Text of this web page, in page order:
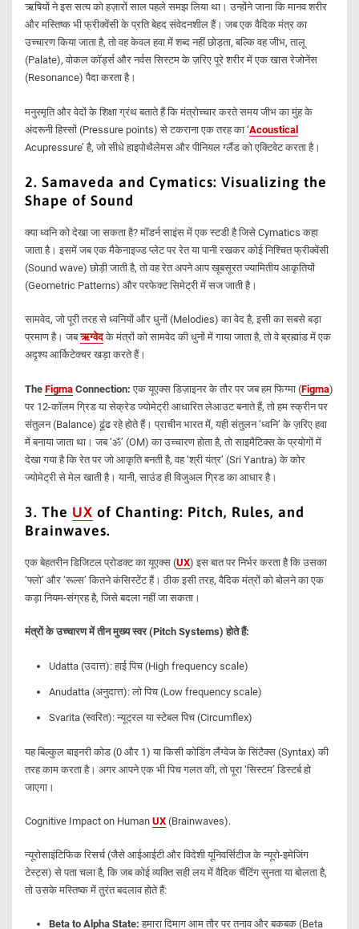
ऋषियों ने इस सत्य को हज़ारों साल पहले समझ लिया था। उन्होंने जाना कि मानव शरीर
और मस्तिष्क भी फ्रीक्वेंसी के प्रति बेहद संवेदनशील हैं। जब एक वैदिक मंत्र का
उच्चारण किया जाता है, तो वह केवल हवा में शब्द नहीं छोड़ता, बल्कि वह जीभ, तालू
(Palate), वोकल कॉर्ड्स और नर्वस सिस्टम के ज़रिए पूरे शरीर में एक खास रेजोनेंस
(Resonance) पैदा करता है।
मनुस्मृति और वेदों के शिक्षा ग्रंथ बताते हैं कि मंत्रोच्चार करते समय जीभ का मुंह के
अंदरूनी हिस्सों (Pressure points) से टकराना एक तरह का ‘Acoustical
Acupressure’ है, जो सीधे हाइपोथैलेमस और पीनियल ग्लैंड को एक्टिवेट करता है।
2. Samaveda and Cymatics: Visualizing the
Shape of Sound
क्या ध्वनि को देखा जा सकता है? मॉडर्न साइंस में एक स्टडी है जिसे Cymatics कहा
जाता है। इसमें जब एक मैकेनाइज्ड प्लेट पर रेत या पानी रखकर कोई निश्चित फ्रीक्वेंसी
(Sound wave) छोड़ी जाती है, तो वह रेत अपने आप खूबसूरत ज्यामितीय आकृतियों
(Geometric Patterns) और परफेक्ट सिमेट्री में सज जाती है।
सामवेद, जो पूरी तरह से ध्वनियों और धुनों (Melodies) का वेद है, इसी का सबसे बड़ा
प्रमाण है। जबऋग्वेदके मंत्रों को सामवेद की धुनों में गाया जाता है, तो वे ब्रह्मांड में एक
अदृश्य आर्किटेक्चर खड़ा करते हैं।
TheFigma Connection: एक यूएक्स डिज़ाइनर के तौर पर जब हम फिग्मा (Figma)
पर 12-कॉलम ग्रिड या सेक्रेड ज्योमेट्री आधारित लेआउट बनाते हैं, तो हम स्क्रीन पर
संतुलन (Balance) ढूंढ रहे होते हैं। प्राचीन भारत में, यही संतुलन ‘ध्वनि’ के ज़रिए हवा
में बनाया जाता था। जब ‘ॐ’ (OM) का उच्चारण होता है, तो साइमैटिक्स के प्रयोगों में
देखा गया है कि रेत पर जो आकृति बनती है, वह ‘श्री यंत्र’ (Sri Yantra) के कोर
ज्योमेट्री से मेल खाती है। यानी, साउंड ही विजुअल ग्रिड का आधार है।
3. The UX of Chanting: Pitch, Rules, and
Brainwaves.
एक बेहतरीन डिजिटल प्रोडक्ट का यूएक्स (UX) इस बात पर निर्भर करता है कि उसका
‘फ्लो’ और ‘रूल्स’ कितने कंसिस्टेंट हैं। ठीक इसी तरह, वैदिक मंत्रों को बोलने का एक
कड़ा नियम-संग्रह है, जिसे बदला नहीं जा सकता।
मंत्रों के उच्चारण में तीन मुख्य स्वर (Pitch Systems) होते हैं:
Udatta (उदात्त): हाई पिच (High frequency scale)
Anudatta (अनुदात्त): लो पिच (Low frequency scale)
Svarita (स्वरित): न्यूट्रल या स्टेबल पिच (Circumflex)
यह बिल्कुल बाइनरी कोड (0 और 1) या किसी कोडिंग लैंग्वेज के सिंटैक्स (Syntax) की
तरह काम करता है। अगर आपने एक भी पिच गलत की, तो पूरा ‘सिस्टम’ डिस्टर्ब हो
जाएगा।
Cognitive Impact on HumanUX (Brainwaves).
न्यूरोसाइंटिफिक रिसर्च (जैसे आईआईटी और विदेशी यूनिवर्सिटीज के न्यूरो-इमेजिंग
टेस्ट्स) से पता चला है, कि जब कोई व्यक्ति सही लय में वैदिक चैंटिंग सुनता या बोलता है,
तो उसके मस्तिष्क में तुरंत बदलाव होते हैं:
Beta to Alpha State: हमारा दिमाग आम तौर पर तनाव और बकबक (Beta